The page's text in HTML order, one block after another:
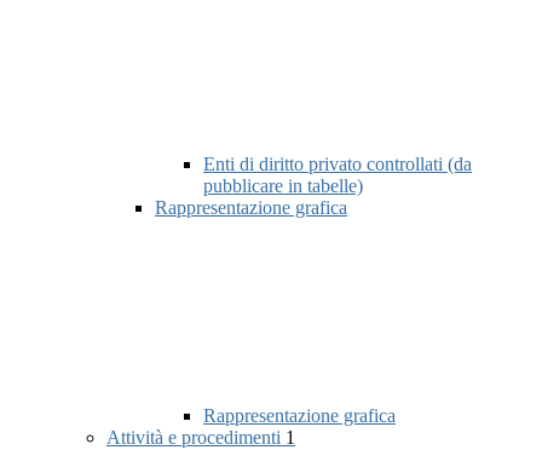
Enti di diritto privato controllati (da
pubblicare in tabelle)
Rappresentazione grafica
Rappresentazione grafica
Attività e procedimenti 1